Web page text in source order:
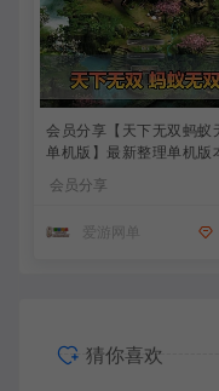
会员分享【天下无双蚂蚁
单机版】最新整理单机版
带GM命令后台 武侠怀旧
免虚拟机一键端 配套视频
会员分享
爱游网单
猜你喜欢